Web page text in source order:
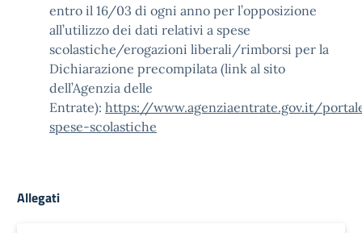
entro il 16/03 di ogni anno per l’opposizione
all’utilizzo dei dati relativi a spese
scolastiche/erogazioni liberali/rimborsi per la
Dichiarazione precompilata (link al sito
dell’Agenzia delle
Entrate): https://www.agenziaentrate.gov.it/
spese-scolastiche
Allegati